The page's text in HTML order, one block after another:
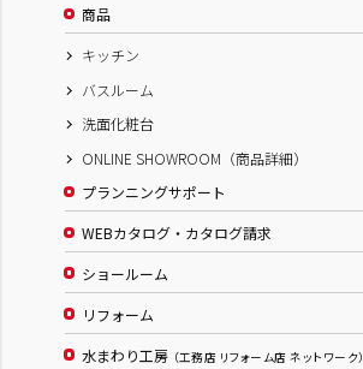
商品
キッチン
バスルーム
洗面化粧台
ONLINE SHOWROOM（商品詳細）
プランニングサポート
WEBカタログ・カタログ請求
ショールーム
リフォーム
水まわり工房 （工務店 リフォーム店 ネットワーク）